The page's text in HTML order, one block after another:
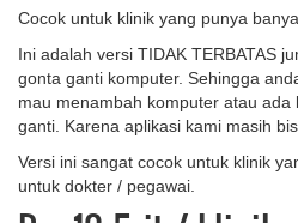
Cocok untuk klinik yang punya
Ini adalah versi TIDAK TERBATAS
gonta ganti komputer. Sehingga
mau menambah komputer atau
ganti. Karena aplikasi kami masih
Versi ini sangat cocok untuk klinik
untuk dokter / pegawai.